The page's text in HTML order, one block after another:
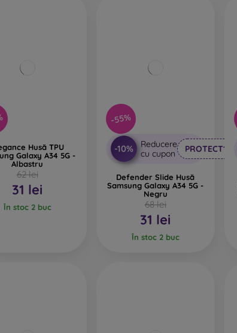
Husă TPU
Galaxy A34 5G -
Albastru
62 lei
31 lei
În stoc 2 buc
-55%
-10%
Reducere
cu cupon
PROTECT10
Defender Slide Husă
Samsung Galaxy A34 5G -
Negru
68 lei
31 lei
În stoc 2 buc